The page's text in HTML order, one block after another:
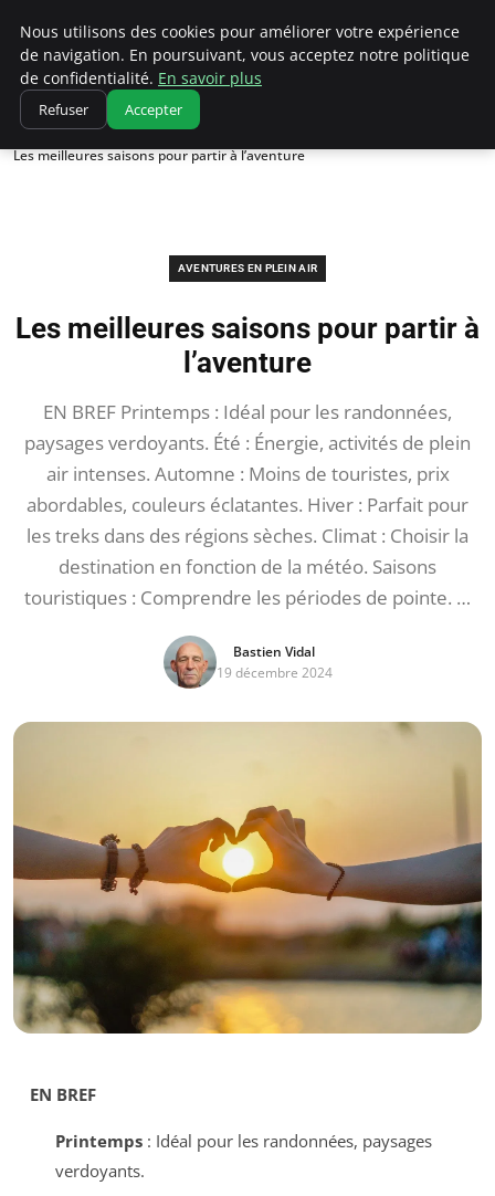
Correze Co
Accueil
Aventures en plein air
Les meilleures saisons pour partir à l’aventure
AVENTURES EN PLEIN AIR
Les meilleures saisons pour partir à
l’aventure
EN BREF Printemps : Idéal pour les randonnées,
paysages verdoyants. Été : Énergie, activités de plein
air intenses. Automne : Moins de touristes, prix
abordables, couleurs éclatantes. Hiver : Parfait pour
les treks dans des régions sèches. Climat : Choisir la
destination en fonction de la météo. Saisons
touristiques : Comprendre les périodes de pointe. …
Bastien Vidal
19 décembre 2024
EN BREF
Printemps: Idéal pour les randonnées, paysages
verdoyants.
Nous utilisons des cookies pour améliorer votre expérience
de navigation. En poursuivant, vous acceptez notre politique
de confidentialité. En savoir plus
Refuser Accepter